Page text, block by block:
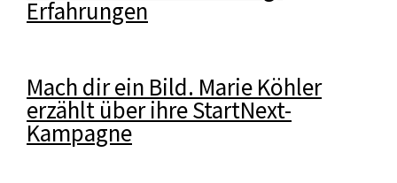
Erfahrungen
Mach dir ein Bild. Marie Köhler
erzählt über ihre StartNext-
Kampagne